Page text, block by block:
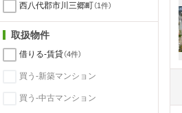
西八代郡市川三郷町（1件）
取扱物件
借りる-賃貸（4件）
買う-新築マンション
買う-中古マンション